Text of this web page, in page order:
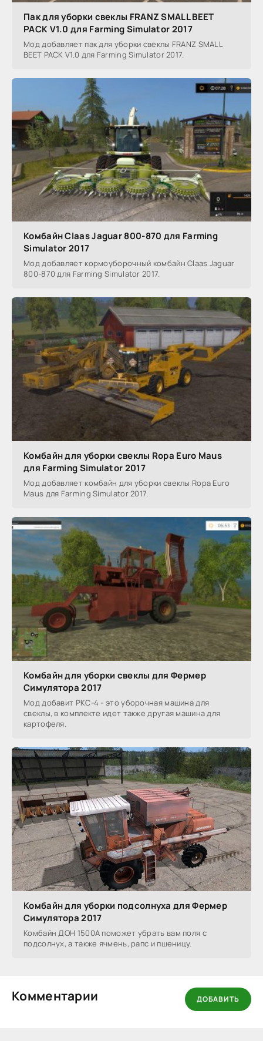
Пак для уборки свеклы FRANZ SMALL BEET
PACK V1.0 для Farming Simulator 2017
Мод добавляет пак для уборки свеклы FRANZ SMALL
BEET PACK V1.0 для Farming Simulator 2017.
Комбайн Claas Jaguar 800-870 для Farming
Simulator 2017
Мод добавляет кормоуборочный комбайн Claas Jaguar
800-870 для Farming Simulator 2017.
Комбайн для уборки свеклы Ropa Euro Maus
для Farming Simulator 2017
Мод добавляет комбайн для уборки свеклы Ropa Euro
Maus для Farming Simulator 2017.
Комбайн для уборки свеклы для Фермер
Симулятора 2017
Мод добавит РКС-4 - это уборочная машина для
свеклы, в комплекте идет также другая машина для
картофеля.
Комбайн для уборки подсолнуха для Фермер
Симулятора 2017
Комбайн ДОН 1500А поможет убрать вам поля с
подсолнух, а также ячмень, рапс и пшеницу.
Комментарии ДОБАВИТЬ